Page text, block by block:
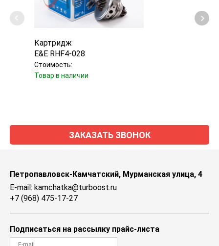
Картридж
E&E RHF4-028
Стоимость:
Товар в наличии
ЗАКАЗАТЬ ЗВОНОК
Петропавловск-Камчатский, Мурманская улица, 4
E-mail: kamchatka@turboost.ru
+7 (968) 475-17-27
Подписаться на рассылку прайс-листа